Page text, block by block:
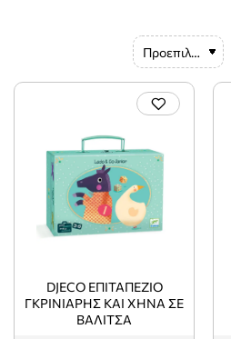
DJECO ΕΠΙΤΑΠΈΖΙΟ
ΓΚΡΙΝΙΆΡΗΣ ΚΑΙ ΧΉΝΑ ΣΕ
ΒΑΛΊΤΣΑ